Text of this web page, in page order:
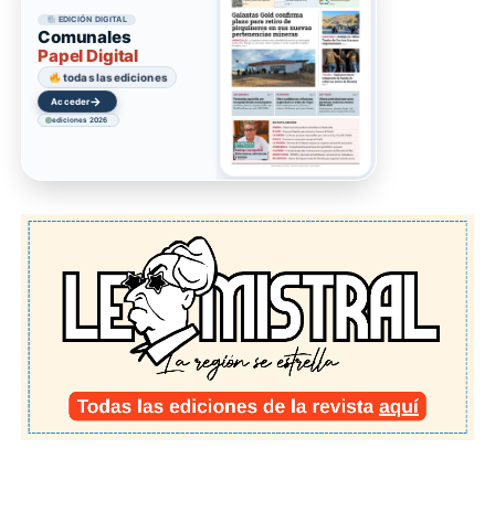
EDICIÓN DIGITAL
Comunales
Papel Digital
todas las ediciones
Acceder→
ediciones 2026